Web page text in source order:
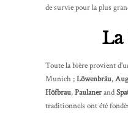
de survie pour la plus
La
Toute la bière provient
Munich ;Löwenbräu,
Höfbrau,Paulanerand
traditionnels ont été